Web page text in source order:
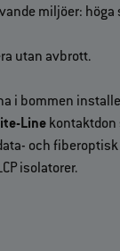
miljöer:
utan avbrott.
i bommen
Line kontaktdon
och
isolatorer.